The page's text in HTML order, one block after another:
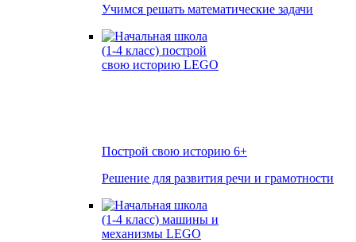
Учимся решать математические задачи
Построй свою историю 6+
Решение для развития речи и грамотности